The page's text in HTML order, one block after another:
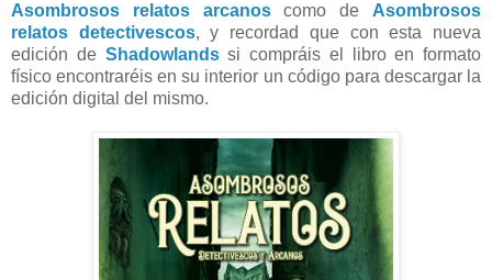
Asombrosos relatos arcanoscomo de Asombrosos
relatos detectivescos, y recordad que con esta nueva
edición de Shadowlandssi compráis el libro en formato
físico encontraréis en su interior un código para descargar la
edición digital del mismo.